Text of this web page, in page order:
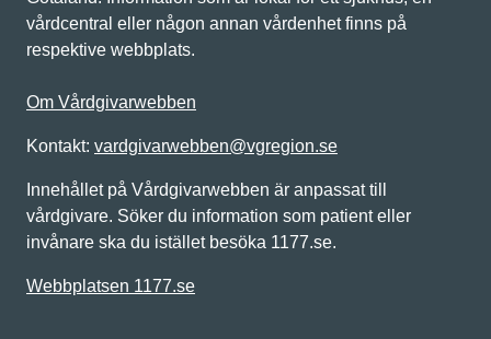
vårdcentral eller någon annan vårdenhet finns på
respektive webbplats.
Om Vårdgivarwebben
Kontakt: vardgivarwebben@vgregion.se
Innehållet på Vårdgivarwebben är anpassat till
vårdgivare. Söker du information som patient eller
invånare ska du istället besöka 1177.se.
Webbplatsen 1177.se